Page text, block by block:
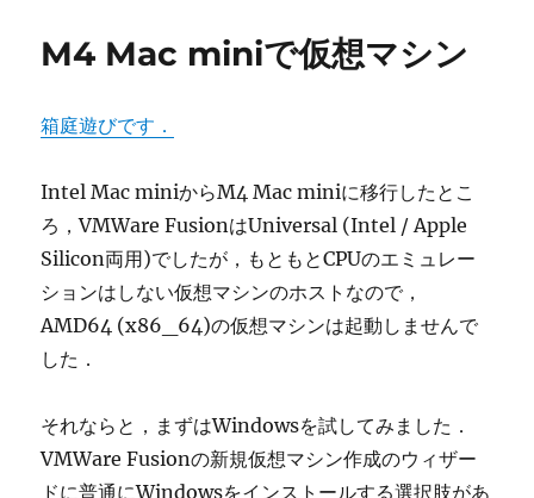
M4 Mac miniで仮想マシン
箱庭遊びです．
Intel Mac miniからM4 Mac miniに移行したとこ
ろ，VMWare FusionはUniversal (Intel / Apple
Silicon両用)でしたが，もともとCPUのエミュレー
ションはしない仮想マシンのホストなので，
AMD64 (x86_64)の仮想マシンは起動しませんで
した．
それならと，まずはWindowsを試してみました．
VMWare Fusionの新規仮想マシン作成のウィザー
ドに普通にWindowsをインストールする選択肢があ